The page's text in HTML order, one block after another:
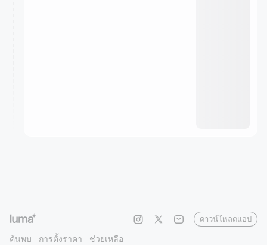
ค้นพบ การตั้งราคา ช่วยเหลือ
ดาวน์โหลดแอป